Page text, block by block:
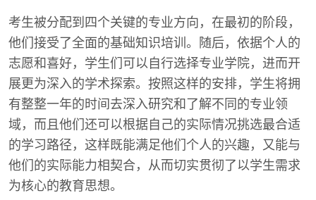
考生被分配到四个关键的专业方向，在最初的阶段，
他们接受了全面的基础知识培训。随后，依据个人的
志愿和喜好，学生们可以自行选择专业学院，进而开
展更为深入的学术探索。按照这样的安排，学生将拥
有整整一年的时间去深入研究和了解不同的专业领
域，而且他们还可以根据自己的实际情况挑选最合适
的学习路径，这样既能满足他们个人的兴趣，又能与
他们的实际能力相契合，从而切实贯彻了以学生需求
为核心的教育思想。